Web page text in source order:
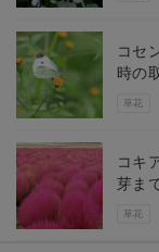
草花
コセ
時の
草花
コキ
芽ま